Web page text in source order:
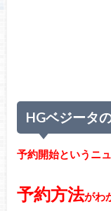
HGベジータ
予約開始というニ
予約方法がわ